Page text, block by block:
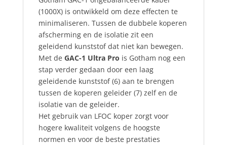
(1000X) is ontwikkeld om deze effecten te
minimaliseren. Tussen de dubbele koperen
afscherming en de isolatie zit een
geleidend kunststof dat niet kan bewegen.
Met de GAC-1 Ultra Pro is Gotham nog een
stap verder gedaan door een laag
geleidende kunststof (6) aan te brengen
tussen de koperen geleider (7) zelf en de
isolatie van de geleider.
Het gebruik van LFOC koper zorgt voor
hogere kwaliteit volgens de hoogste
normen en voor de beste prestaties